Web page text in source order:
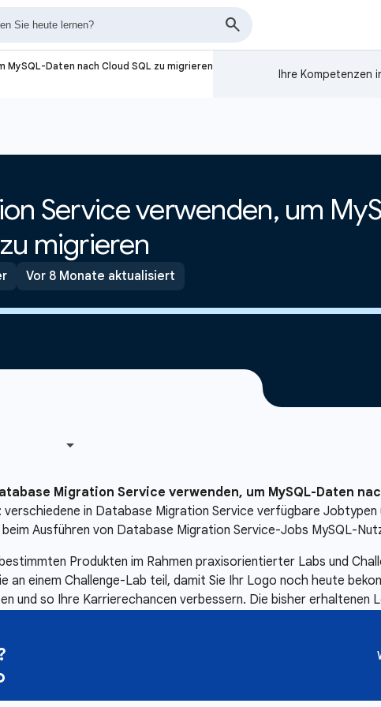
Daten nach Cloud SQL zu migrieren
Ihre Kompetenzen
Service verwenden, um
migrieren
Vor 8 Monate aktualisiert
Migration Service verwenden, um MySQL-Daten
in Database Migration Service verfügbare Jobtypen
Ausführen von Database Migration Service-Jobs MySQL-
Produkten im Rahmen praxisorientierter Labs und
an einem Challenge-Lab teil, damit Sie Ihr Logo noch heute
und so Ihre Karrierechancen verbessern. Die bisher erhaltenen